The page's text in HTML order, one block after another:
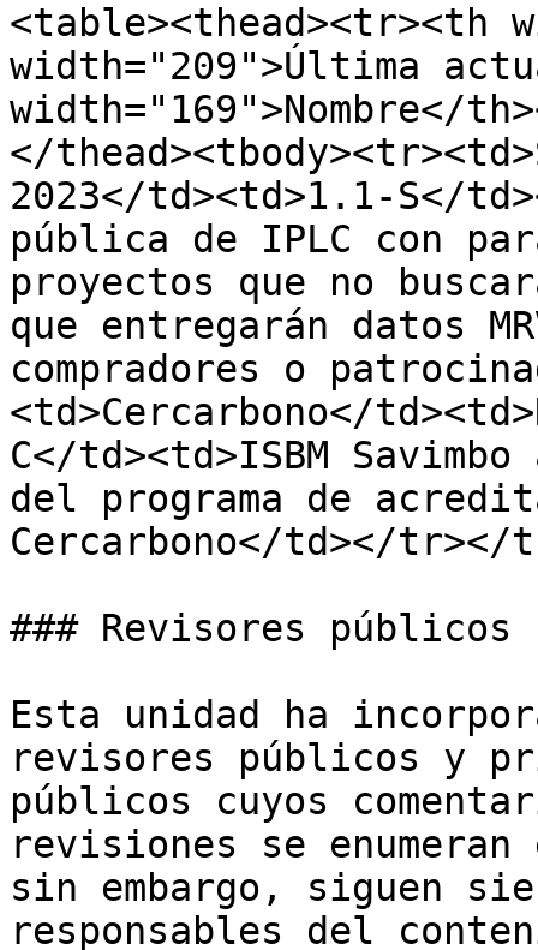
<table><thead><tr><th
width="209">Última
width="169">Nombre</
</
2023</td><td>1.1-S</
pública de IPLC con
proyectos que no
que entregarán datos
compradores o
<td>Cercarbono</
C</td><td>ISBM
del programa de
Cercarbono</td></tr></
### Revisores públicos
Esta unidad ha
revisores públicos y
públicos cuyos
revisiones se
sin embargo, siguen
responsables del